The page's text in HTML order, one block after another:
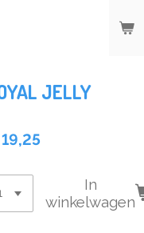
JELLY
In
winkelwagen